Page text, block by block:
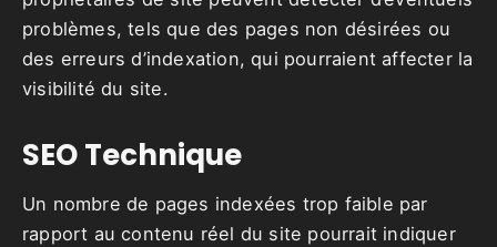
problèmes, tels que des pages non désirées ou
des erreurs d’indexation, qui pourraient affecter la
visibilité du site.
SEO Technique
Un nombre de pages indexées trop faible par
rapport au contenu réel du site pourrait indiquer